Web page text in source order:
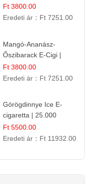
Friss Gyümölcs Íz
Ft 3800.00
Eredeti ár： Ft 7251.00
Mangó-Ananász-
Őszibarack E-Cigi |
12.000 Befújás |
Tropikus Gyümölcs Íz
Ft 3800.00
Eredeti ár： Ft 7251.00
Görögdinnye Ice E-
cigaretta | 25.000
Befújás | Premium E-
Liquid
Ft 5500.00
Eredeti ár： Ft 11932.00